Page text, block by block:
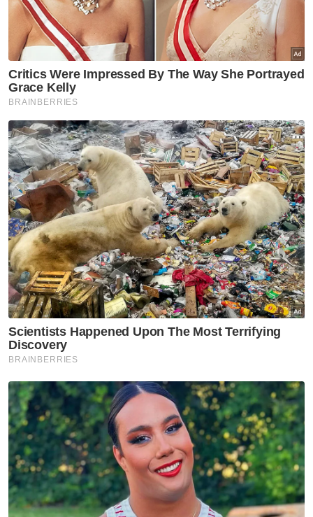
"Purata AS MYR sejak negara memansuhkan
tambatan mata wang pada 21 Julai 2005 ialah
RM3.78 dan ini akan menjadi penanda aras
bagi hala tuju AS MYR.
"Ini bermakna ringgit mempunyai potensi
untuk meningkat pada masa depan,”
katanya.
Berita Telus & Tulus menerusi E-Mel setiap
hari!
Sementara itu, ringgit diniagakan tinggi